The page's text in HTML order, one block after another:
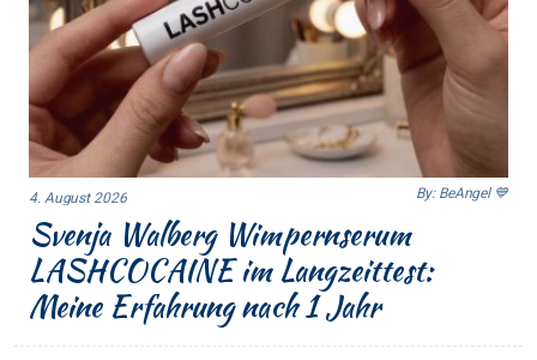
4. August 2026 By: BeAngel 💙
Svenja Walberg Wimpernserum
LASHCOCAINE im Langzeittest:
Meine Erfahrung nach 1 Jahr